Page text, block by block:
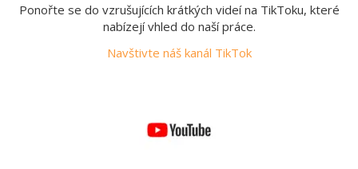
Ponořte se do vzrušujících krátkých videí na TikToku, které
nabízejí vhled do naší práce.
Navštivte náš kanál TikTok